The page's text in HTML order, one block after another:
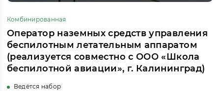
Комбинированная
Оператор наземных средств управления
беспилотным летательным аппаратом
(реализуется совместно с ООО «Школа
беспилотной авиации», г. Калининград)
Ведётся набор